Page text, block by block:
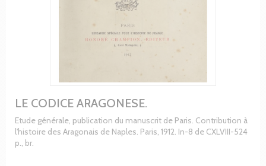
LE CODICE ARAGONESE.
Etude générale, publication du manuscrit de Paris. Contribution à
l'histoire des Aragonais de Naples. Paris, 1912. In-8 de CXLVIII-524
p., br.